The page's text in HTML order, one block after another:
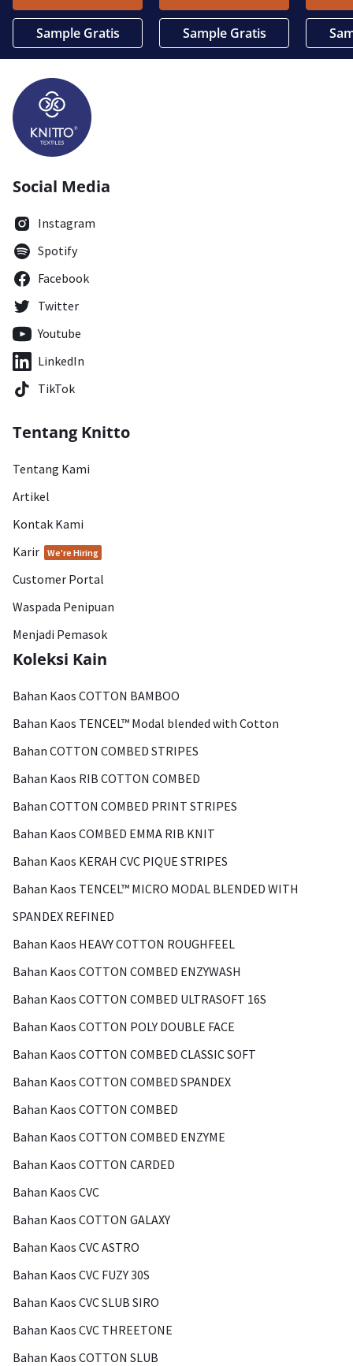
Sample Gratis Sample Gratis
Social Media
Instagram
Spotify
Facebook
Twitter
Youtube
LinkedIn
TikTok
Tentang Knitto
Tentang Kami
Artikel
Kontak Kami
Karir
We're Hiring
Customer Portal
Waspada Penipuan
Menjadi Pemasok
Koleksi Kain
Bahan Kaos COTTON BAMBOO
Bahan Kaos TENCEL™ Modal blended with Cotton
Bahan COTTON COMBED STRIPES
Bahan Kaos RIB COTTON COMBED
Bahan COTTON COMBED PRINT STRIPES
Bahan Kaos COMBED EMMA RIB KNIT
Bahan Kaos KERAH CVC PIQUE STRIPES
Bahan Kaos TENCEL™ MICRO MODAL BLENDED WITH
SPANDEX REFINED
Bahan Kaos HEAVY COTTON ROUGHFEEL
Bahan Kaos COTTON COMBED ENZYWASH
Bahan Kaos COTTON COMBED ULTRASOFT 16S
Bahan Kaos COTTON POLY DOUBLE FACE
Bahan Kaos COTTON COMBED CLASSIC SOFT
Bahan Kaos COTTON COMBED SPANDEX
Bahan Kaos COTTON COMBED
Bahan Kaos COTTON COMBED ENZYME
Bahan Kaos COTTON CARDED
Bahan Kaos CVC
Bahan Kaos COTTON GALAXY
Bahan Kaos CVC ASTRO
Bahan Kaos CVC FUZY 30S
Bahan Kaos CVC SLUB SIRO
Bahan Kaos CVC THREETONE
Bahan Kaos COTTON SLUB